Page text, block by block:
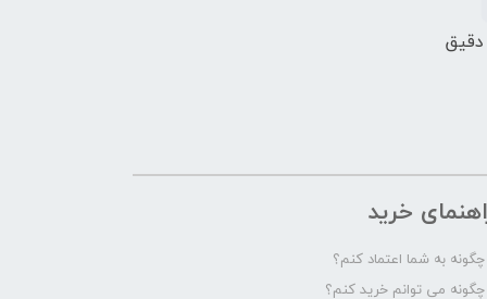
دقیق
خرید
چگونه به شما اعتماد کنم؟
چگونه می توانم خرید کنم؟